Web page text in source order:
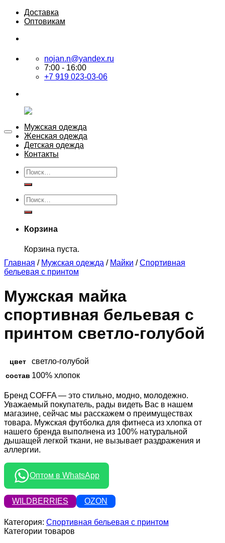
Skip
Доставка
Оптовикам
nojan.n@yandex.ru
7:00 - 16:00
+7 919 023-03-06
Мужская одежда
Женская одежда
Детская одежда
Контакты
Искать:
Искать:
Корзина
Корзина пуста.
Главная / Мужская одежда / Майки / Спортивная
бельевая с принтом
Мужская майка
спортивная бельевая с
принтом светло-голубой
цвет светло-голубой
состав 100% хлопок
Бренд COFFA — это стильно, модно, молодежно.
Уважаемый покупатель, рады видеть Вас в нашем
магазине, сейчас мы расскажем о преимуществах
товара. Мужская футболка для фитнеса из хлопка от
нашего бренда выполнена из 100% натуральной
дышащей легкой ткани, не вызывает раздражения и
аллергии.
Оптом в WhatsApp
WILDBERRIES OZON
Категория: Спортивная бельевая с принтом
Категории товаров